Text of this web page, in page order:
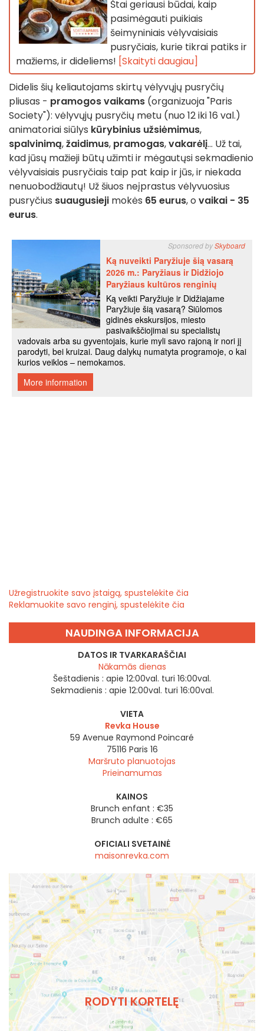
Štai geriausi būdai, kaip
pasimėgauti puikiais
šeimyniniais vėlyvaisiais
pusryčiais, kurie tikrai patiks ir
mažiems, ir dideliems! [Skaityti daugiau]
Didelis šių keliautojams skirtų vėlyvųjų pusryčių
pliusas - pramogos vaikams (organizuoja "Paris
Society"): vėlyvųjų pusryčių metu (nuo 12 iki 16 val.)
animatoriai siūlys kūrybinius užsiėmimus,
spalvinimą,žaidimus, pramogas,vakarėlį... Už tai,
kad jūsų mažieji būtų užimti ir mėgautųsi sekmadienio
vėlyvaisiais pusryčiais taip pat kaip ir jūs, ir niekada
nenuobodžiautų! Už šiuos neįprastus vėlyvuosius
pusryčius suaugusieji mokės 65 eurus, o vaikai - 35
eurus.
Užregistruokite savo įstaigą, spustelėkite čia
Reklamuokite savo renginį, spustelėkite čia
NAUDINGA INFORMACIJA
DATOS IR TVARKARAŠČIAI
Nākamās dienas
Šeštadienis : apie 12:00val. turi 16:00val.
Sekmadienis : apie 12:00val. turi 16:00val.
VIETA
Revka House
59 Avenue Raymond Poincaré
75116 Paris 16
Maršruto planuotojas
Prieinamumas
KAINOS
Brunch enfant : €35
Brunch adulte : €65
OFICIALI SVETAINĖ
maisonrevka.com
RODYTI KORTELĘ